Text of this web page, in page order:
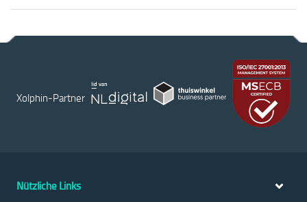
Xolphin-Partner
Nützliche Links